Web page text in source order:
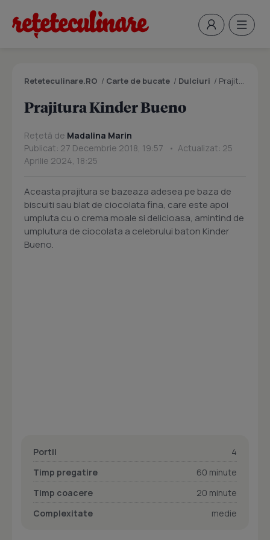
Reteteculinare.RO / Carte de bucate / Dulciuri / Prajitura Kinder Bueno
Prajitura Kinder Bueno
Rețetă de Madalina Marin
Publicat: 27 Decembrie 2018, 19:57 • Actualizat: 25
Aprilie 2024, 18:25
Aceasta prajitura se bazeaza adesea pe baza de
biscuiti sau blat de ciocolata fina, care este apoi
umpluta cu o crema moale si delicioasa, amintind de
umplutura de ciocolata a celebrului baton Kinder
Bueno.
Portii
4
Timp pregatire
60 minute
Timp coacere
20 minute
Complexitate
medie